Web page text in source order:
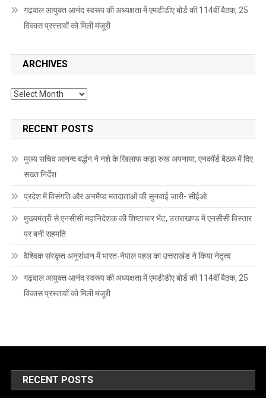
गढ़वाल आयुक्त आनंद स्वरूप की अध्यक्षता में एमडीडीए बोर्ड की 114वीं बैठक, 25
विकास प्रस्तावों को मिली मंजूरी
ARCHIVES
Archives
RECENT POSTS
मुख्य सचिव आनन्द बर्द्धन ने नशे के खिलाफ कड़ा रुख अपनाया, एनकॉर्ड बैठक में दिए
सख्त निर्देश
प्रदेश में विसंगति और अनमैप्ड मतदाताओं की सुनवाई जारी- सीईओ
मुख्यमंत्री से एनसीसी महानिदेशक की शिष्टाचार भेंट, उत्तराखण्ड में एनसीसी विस्तार
पर बनी सहमति
वैश्विक संस्कृत अनुसंधान में भारत-नेपाल पहल का उत्तराखंड ने किया नेतृत्व
गढ़वाल आयुक्त आनंद स्वरूप की अध्यक्षता में एमडीडीए बोर्ड की 114वीं बैठक, 25
विकास प्रस्तावों को मिली मंजूरी
RECENT POSTS